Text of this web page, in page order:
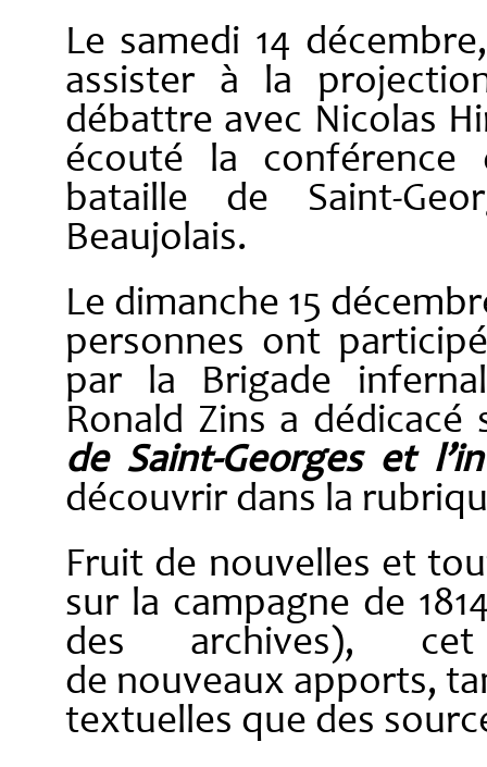
Le samedi 14
assister à la
débattre avec Nicolas
écouté la
bataille de Saint-
Beaujolais.
Le dimanche 15
personnes ont
par la Brigade
Ronald Zins a
de Saint-Georges et
découvrir dans la
Fruit de nouvelles et
sur la campagne de
des archives),
de nouveaux apports,
textuelles que des